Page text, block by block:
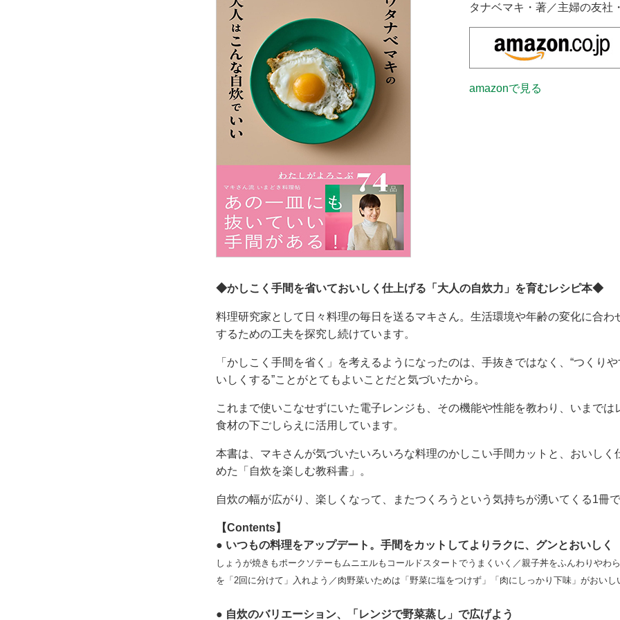
タナベマキ・著／主婦の友社
amazonで見る
◆かしこく手間を省いておいしく仕上げる「大人の自炊力」を育むレシピ本◆
料理研究家として日々料理の毎日を送るマキさん。生活環境や年齢の変化に合わ
するための工夫を探究し続けています。
「かしこく手間を省く」を考えるようになったのは、手抜きではなく、“つくり
いしくする”ことがとてもよいことだと気づいたから。
これまで使いこなせずにいた電子レンジも、その機能や性能を教わり、いまでは
食材の下ごしらえに活用しています。
本書は、マキさんが気づいたいろいろな料理のかしこい手間カットと、おいしく
めた「自炊を楽しむ教科書」。
自炊の幅が広がり、楽しくなって、またつくろうという気持ちが湧いてくる1冊
【Contents】
● いつもの料理をアップデート。手間をカットしてよりラクに、グンとおいしく
しょうが焼きもポークソテーもムニエルもコールドスタートでうまくいく／親子丼をふんわりやわ
を「2回に分けて」入れよう／肉野菜いためは「野菜に塩をつけず」「肉にしっかり下味」がおいし
● 自炊のバリエーション、「レンジで野菜蒸し」で広げよう